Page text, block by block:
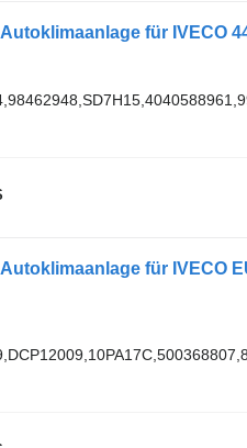
Autoklimaanlage für IVECO
Autoklimaanlage für IVECO